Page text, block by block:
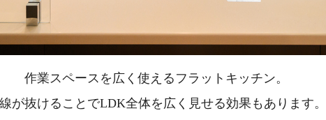
作業スペースを広く使えるフラットキッチン。
が抜けることでLDK全体を広く見せる効果もあります。